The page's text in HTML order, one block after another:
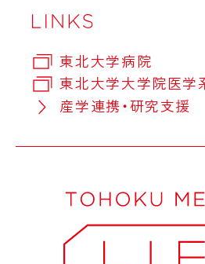
東北大学病院
東北大学大学院医学
産学連携・研究支援